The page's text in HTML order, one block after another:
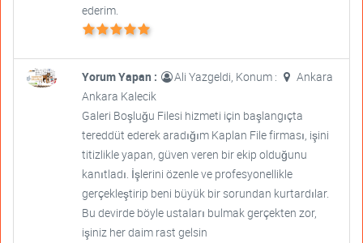
ederim.
Yorum Yapan : Ali Yazgeldi, Konum :
Ankara
Ankara Kalecik
Galeri Boşluğu Filesi hizmeti için başlangıçta
tereddüt ederek aradığım Kaplan File firması, işini
titizlikle yapan, güven veren bir ekip olduğunu
kanıtladı. İşlerini özenle ve profesyonellikle
gerçekleştirip beni büyük bir sorundan kurtardılar.
Bu devirde böyle ustaları bulmak gerçekten zor,
işiniz her daim rast gelsin